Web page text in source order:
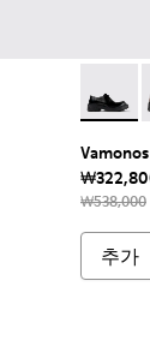
Vamonos
₩538,000
추가